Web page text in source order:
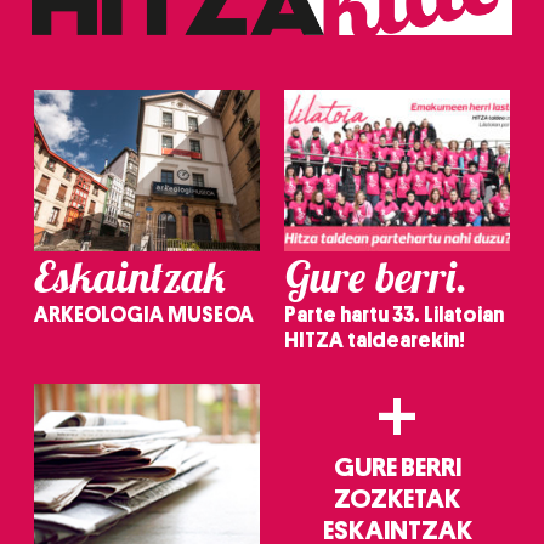
Eskaintzak
ARKEOLOGIA MUSEOA
Gure berri.
Parte hartu 33. Lilatoian
HITZA taldearekin!
+
GURE BERRI
ZOZKETAK
ESKAINTZAK